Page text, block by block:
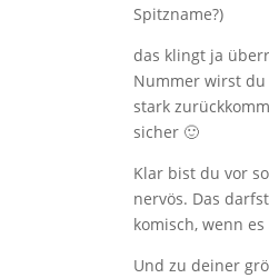
Spitzname?)
das klingt ja
Nummer wirst
stark
sicher 🙂
Klar bist du vor
nervös. Das
komisch, wenn
Und zu deiner